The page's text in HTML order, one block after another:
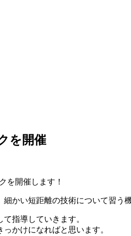
を開催
を開催します！
かい短距離の技術について習う
指導していきます。
かけになればと思います。